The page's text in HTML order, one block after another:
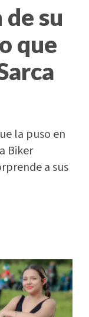
su
que
la puso en
Biker
a sus